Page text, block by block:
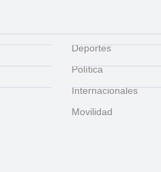
Deportes
Política
Internacionales
Movilidad